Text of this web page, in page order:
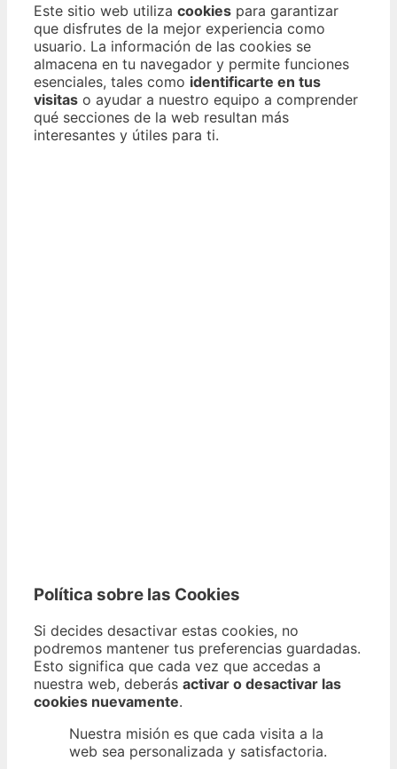
Este sitio web utiliza cookies para garantizar
que disfrutes de la mejor experiencia como
usuario. La información de las cookies se
almacena en tu navegador y permite funciones
esenciales, tales como identificarte en tus
visitas o ayudar a nuestro equipo a comprender
qué secciones de la web resultan más
interesantes y útiles para ti.
Política sobre las Cookies
Si decides desactivar estas cookies, no
podremos mantener tus preferencias guardadas.
Esto significa que cada vez que accedas a
nuestra web, deberás activar o desactivar las
cookies nuevamente.
Nuestra misión es que cada visita a la
web sea personalizada y satisfactoria.